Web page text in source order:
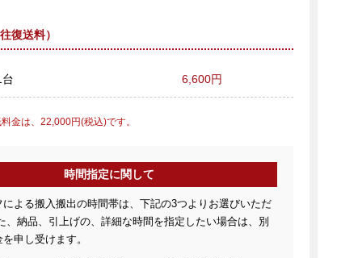
復送料）
台 6,600円
金は、22,000円(税込)です。
時間指定に関して
による搬入搬出の時間帯は、下記の3つよりお選びいただ
、納品、引上げの、詳細な時間を指定したい場合は、別
申し受けます。